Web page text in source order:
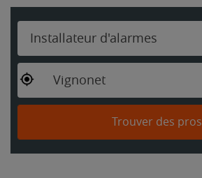
Installateur d'alarmes
Vignonet
Trouver des pros